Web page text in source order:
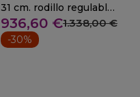
31 cm. rodillo regulable
03-RM32 A
936,60 €1.338,00 €
-30%